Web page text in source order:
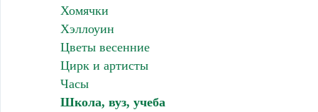
Хомячки
Хэллоуин
Цветы весенние
Цирк и артисты
Часы
Школа, вуз, учеба